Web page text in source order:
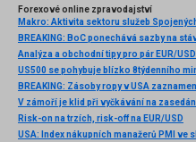
Forexové online zpravodajství
BREAKING: BoC ponechává sazby na
Analýza a obchodní tipy pro pár EUR/
US500 se pohybuje blízko 8týdenního
V zámoří je klid při vyčkávání na
Risk-on na trzích, risk-off na EUR/USD